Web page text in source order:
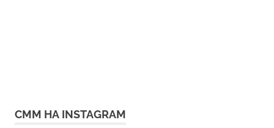
СММ НА INSTAGRAM